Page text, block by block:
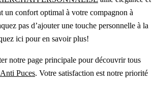
un confort optimal à votre compagnon à
pas d’ajouter une touche personnelle à la
ici pour en savoir plus!
notre page principale pour découvrir tous
Puces. Votre satisfaction est notre priorité